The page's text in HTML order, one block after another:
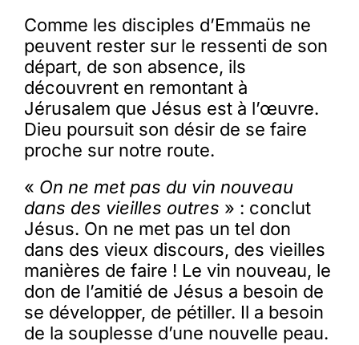
Comme les disciples d’Emmaüs ne
peuvent rester sur le ressenti de son
départ, de son absence, ils
découvrent en remontant à
Jérusalem que Jésus est à l’œuvre.
Dieu poursuit son désir de se faire
proche sur notre route.
« On ne met pas du vin nouveau
dans des vieilles outres » : conclut
Jésus. On ne met pas un tel don
dans des vieux discours, des vieilles
manières de faire ! Le vin nouveau, le
don de l’amitié de Jésus a besoin de
se développer, de pétiller. Il a besoin
de la souplesse d’une nouvelle peau.